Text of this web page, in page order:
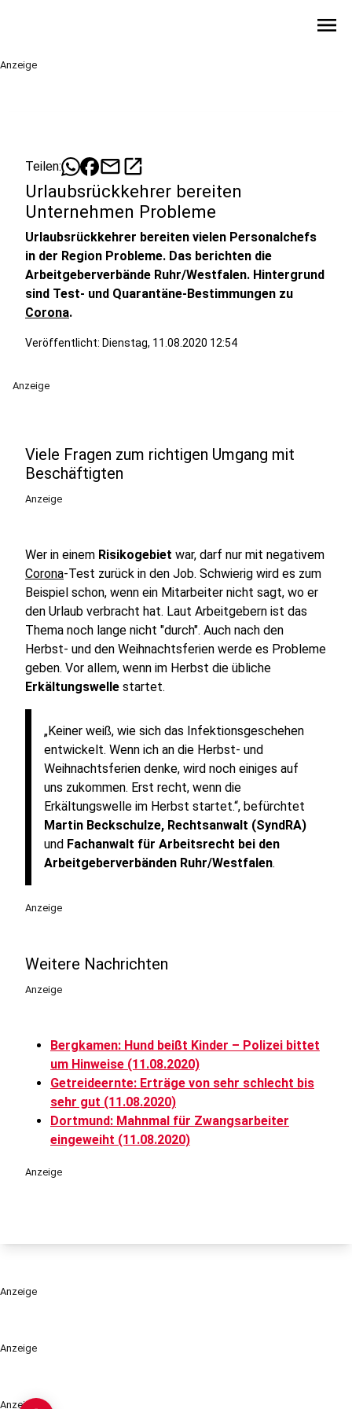
menu
Anzeige
Anzeige
Anzeige
Teilen: mailopen_in_new
Urlaubsrückkehrer bereiten
Unternehmen Probleme
Urlaubsrückkehrer bereiten vielen Personalchefs
in der Region Probleme. Das berichten die
Arbeitgeberverbände Ruhr/Westfalen. Hintergrund
sind Test- und Quarantäne-Bestimmungen zu
Corona.
Veröffentlicht: Dienstag, 11.08.2020 12:54
Anzeige
Viele Fragen zum richtigen Umgang mit
Beschäftigten
Anzeige
Wer in einem Risikogebiet war, darf nur mit negativem
Corona-Test zurück in den Job. Schwierig wird es zum
Beispiel schon, wenn ein Mitarbeiter nicht sagt, wo er
den Urlaub verbracht hat. Laut Arbeitgebern ist das
Thema noch lange nicht "durch". Auch nach den
Herbst- und den Weihnachtsferien werde es Probleme
geben. Vor allem, wenn im Herbst die übliche
Erkältungswelle startet.
„Keiner weiß, wie sich das Infektionsgeschehen
entwickelt. Wenn ich an die Herbst- und
Weihnachtsferien denke, wird noch einiges auf
uns zukommen. Erst recht, wenn die
Erkältungswelle im Herbst startet.“, befürchtet
Martin Beckschulze, Rechtsanwalt (SyndRA)
und Fachanwalt für Arbeitsrecht bei den
Arbeitgeberverbänden Ruhr/Westfalen.
Anzeige
Weitere Nachrichten
Anzeige
Bergkamen: Hund beißt Kinder – Polizei bittet
um Hinweise (11.08.2020)
Getreideernte: Erträge von sehr schlecht bis
sehr gut (11.08.2020)
Dortmund: Mahnmal für Zwangsarbeiter
eingeweiht (11.08.2020)
Anzeige
Anzeige